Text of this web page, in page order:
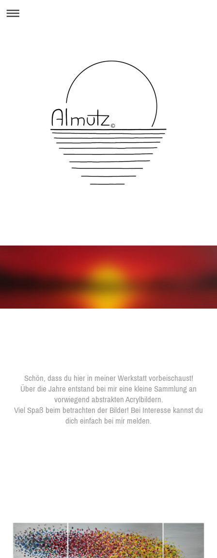
Schön, dass du hier in meiner Werkstatt vorbeischaust!
Über die Jahre entstand bei mir eine kleine Sammlung an
vorwiegend abstrakten Acrylbildern.
Viel Spaß beim betrachten der Bilder! Bei Interesse kannst du
dich einfach bei mir melden.